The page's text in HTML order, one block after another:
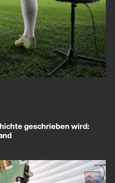
geschrieben wird: